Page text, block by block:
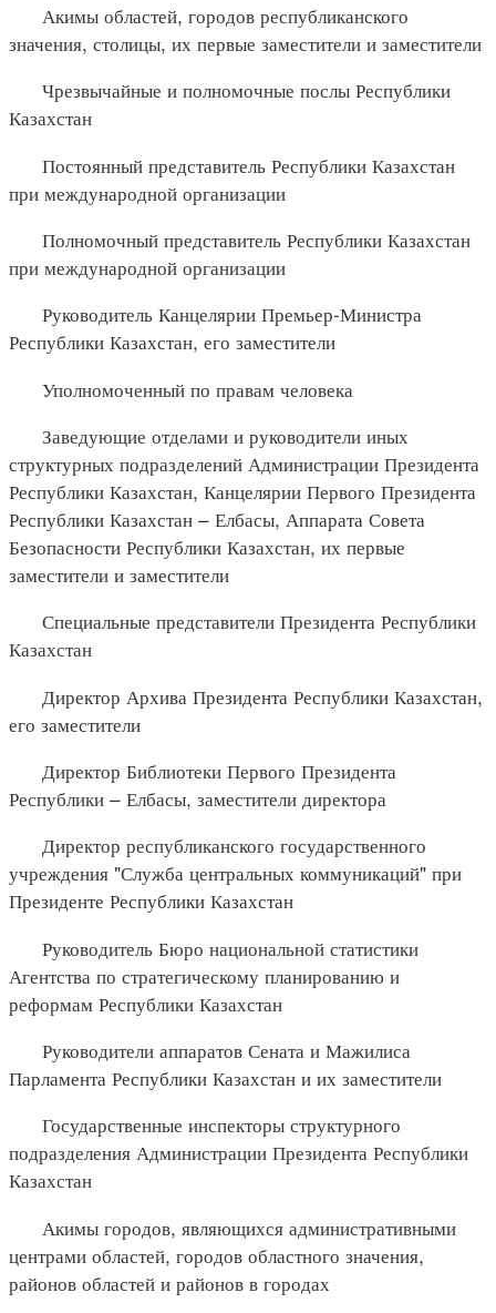
Акимы областей, городов республиканского
значения, столицы, их первые заместители и заместители
Чрезвычайные и полномочные послы Республики
Казахстан
Постоянный представитель Республики Казахстан
при международной организации
Полномочный представитель Республики Казахстан
при международной организации
Руководитель Канцелярии Премьер-Министра
Республики Казахстан, его заместители
Уполномоченный по правам человека
Заведующие отделами и руководители иных
структурных подразделений Администрации Президента
Республики Казахстан, Канцелярии Первого Президента
Республики Казахстан – Елбасы, Аппарата Совета
Безопасности Республики Казахстан, их первые
заместители и заместители
Специальные представители Президента Республики
Казахстан
Директор Архива Президента Республики Казахстан,
его заместители
Директор Библиотеки Первого Президента
Республики – Елбасы, заместители директора
Директор республиканского государственного
учреждения "Служба центральных коммуникаций" при
Президенте Республики Казахстан
Руководитель Бюро национальной статистики
Агентства по стратегическому планированию и
реформам Республики Казахстан
Руководители аппаратов Сената и Мажилиса
Парламента Республики Казахстан и их заместители
Государственные инспекторы структурного
подразделения Администрации Президента Республики
Казахстан
Акимы городов, являющихся административными
центрами областей, городов областного значения,
районов областей и районов в городах